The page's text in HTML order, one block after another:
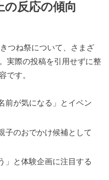
の反応の傾向
つね祭について、さまざ
実際の投稿を引用せずに整
です。
前が気になる」とイベン
子のおでかけ候補として
」と体験企画に注目する